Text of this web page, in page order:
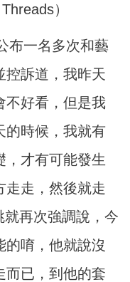
）
布一名多次和藝
控訴道，我昨天
不好看，但是我
的時候，我就有
，才有可能發生
走走，然後就走
再次強調說，今
的唷，他就說沒
而已，到他的套